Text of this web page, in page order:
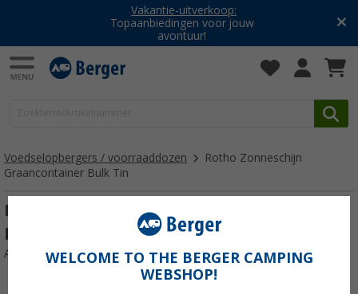
Vakantie-uitverkoop:
Topaanbiedingen voor jouw
avontuur!
Voedselopbergers / voorraaddozen
Rotho Zonneschijn
Graancontainer Bulk Tin
Rotho Sunshine Graanbak Schenkbak 4,1l
horizon blauw
Artikelnr: 398401WELCOME TO THE BERGER CAMPING
WEBSHOP!